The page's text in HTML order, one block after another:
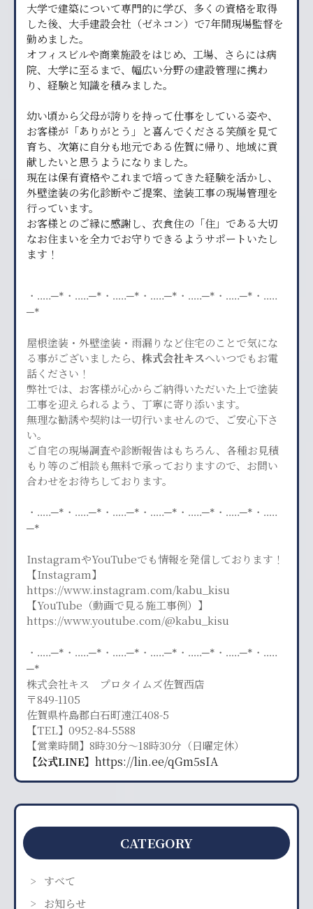
大学で建築について専門的に学び、多くの資格を取得
した後、大手建設会社（ゼネコン）で7年間現場監督を
勤めました。
オフィスビルや商業施設をはじめ、工場、さらには病
院、大学に至るまで、幅広い分野の建設管理に携わ
り、経験と知識を積みました。
幼い頃から父母が誇りを持って仕事をしている姿や、
お客様が「ありがとう」と喜んでくださる笑顔を見て
育ち、次第に自分も地元である佐賀に帰り、地域に貢
献したいと思うようになりました。
現在は保有資格やこれまで培ってきた経験を活かし、
外壁塗装の劣化診断やご提案、塗装工事の現場管理を
行っています。
お客様とのご縁に感謝し、衣食住の「住」である大切
なお住まいを全力でお守りできるようサポートいたし
ます！
・‥…─*・‥…─*・‥…─*・‥…─*・‥…─*・‥…─*・‥…
─*
屋根塗装・外壁塗装・雨漏りなど住宅のことで気にな
る事がございましたら、 株式会社キスへいつでもお電
話ください！
弊社では、お客様が心からご納得いただいた上で塗装
工事を迎えられるよう、丁寧に寄り添います。
無理な勧誘や契約は一切行いませんので、ご安心下さ
い。
ご自宅の現場調査や診断報告はもちろん、各種お見積
もり等のご相談も無料で承っておりますので、お問い
合わせをお待ちしております。
・‥…─*・‥…─*・‥…─*・‥…─*・‥…─*・‥…─*・‥…
─*
InstagramやYouTubeでも情報を発信しております！
【Instagram】
https://www.instagram.com/kabu_kisu
【YouTube（動画で見る施工事例）】
https://www.youtube.com/@kabu_kisu
・‥…─*・‥…─*・‥…─*・‥…─*・‥…─*・‥…─*・‥…
─*
株式会社キス プロタイムズ佐賀西店
〒849-1105
佐賀県杵島郡白石町遠江408-5
【TEL】0952-84-5588
【営業時間】8時30分〜18時30分（日曜定休）
【公式LINE】 https://lin.ee/qGm5sIA
CATEGORY
すべて
お知らせ